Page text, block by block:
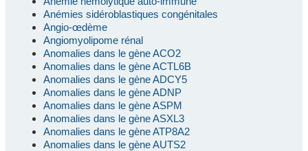
Anémies sidéroblastiques congénitales
Angio-œdème
Angiomyolipome rénal
Anomalies dans le gène ACO2
Anomalies dans le gène ACTL6B
Anomalies dans le gène ADCY5
Anomalies dans le gène ADNP
Anomalies dans le gène ASPM
Anomalies dans le gène ASXL3
Anomalies dans le gène ATP8A2
Anomalies dans le gène AUTS2